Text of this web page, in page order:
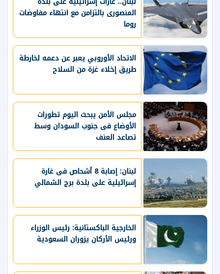
المنصورى بالتزامن مع انتهاء مفاوضات
روما
الاتحاد الأوروبي يعبر عن دعمه لخارطة
طريق إخلاء غزة من السلاح
مجلس الأمن يبحث اليوم تطورات
الأوضاع فى جنوب السودان وسط
تصاعد العنف
لبنان: إصابة 8 أشحاص فى غارة
إسرائيلية على بلدة برج الشمالي
الخارجية الباكستانية: رئيس الوزراء
ورئيس الأركان يزوران السعودية